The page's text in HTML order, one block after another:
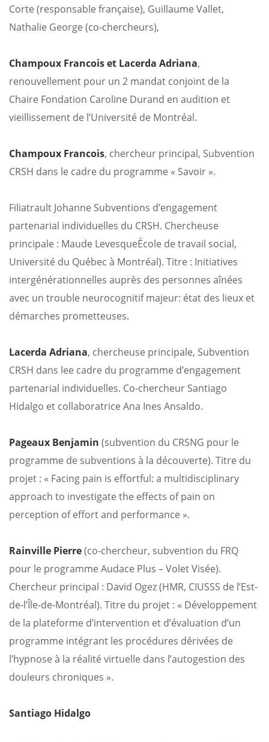
Corte (responsable française), Guillaume Vallet,
Nathalie George (co-chercheurs),
Champoux Francoiset Lacerda Adriana,
renouvellement pour un 2 mandat conjoint de la
Chaire Fondation Caroline Durand en audition et
vieillissement de l’Université de Montréal.
Champoux Francois, chercheur principal, Subvention
CRSH dans le cadre du programme « Savoir ».
Filiatrault Johanne Subventions d’engagement
partenarial individuelles du CRSH. Chercheuse
principale : Maude LevesqueÉcole de travail social,
Université du Québec à Montréal). Titre : Initiatives
intergénérationnelles auprès des personnes aînées
avec un trouble neurocognitif majeur: état des lieux et
démarches prometteuses.
Lacerda Adriana, chercheuse principale, Subvention
CRSH dans lee cadre du programme d’engagement
partenarial individuelles. Co-chercheur Santiago
Hidalgo et collaboratrice Ana Ines Ansaldo.
Pageaux Benjamin (subvention du CRSNG pour le
programme de subventions à la découverte). Titre du
projet : « Facing pain is effortful: a multidisciplinary
approach to investigate the effects of pain on
perception of effort and performance ».
Rainville Pierre(co-chercheur, subvention du FRQ
pour le programme Audace Plus – Volet Visée).
Chercheur principal : David Ogez (HMR, CIUSSS de l’Est-
de-l’Île-de-Montréal). Titre du projet : « Développement
de la plateforme d’intervention et d’évaluation d’un
programme intégrant les procédures dérivées de
l’hypnose à la réalité virtuelle dans l’autogestion des
douleurs chroniques ».
Santiago Hidalgo